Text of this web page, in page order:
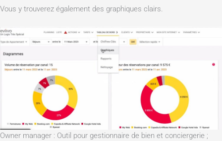
Vous y trouverez également des graphiques clairs.
Owner manager : Outil pour gestionnaire de bien et conciergerie ;